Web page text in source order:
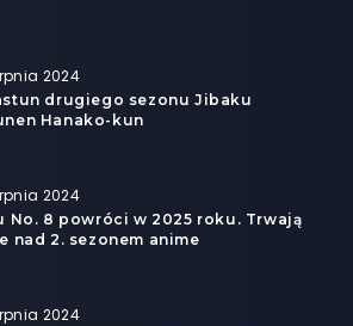
2024
drugiego sezonu Jibaku
Hanako-kun
2024
No. 8 powróci w 2025 roku. Trwają
nad 2. sezonem anime
2024